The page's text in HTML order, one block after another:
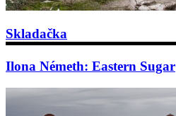
Skladačka
Ilona Németh: Eastern Sugar